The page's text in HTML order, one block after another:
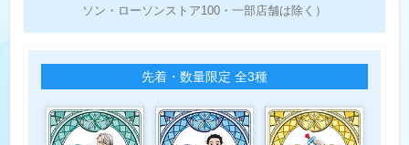
ソン・ローソンストア100・一部店舗は除く）
先着・数量限定 全3種